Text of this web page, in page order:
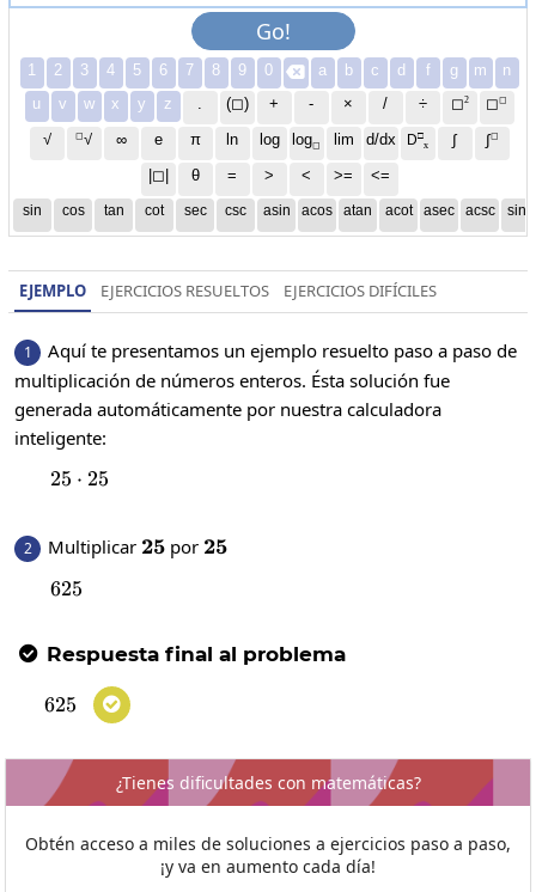
Go!
1 2 3 4 5 6 7 8 9 0  a b c d f g m
n
u
v w x y z . (◻) + - × / ÷ ◻2 ◻◻
√ ◻√ ∞ e π ln log log◻ lim d/dx D□
x
∫ ∫◻
|◻| θ = > < >= <=
sin cos tan cot sec csc asin acos atan acot asec acsc sinh
EJEMPLO EJERCICIOS RESUELTOS EJERCICIOS DIFÍCILES
1
Aquí te presentamos un ejemplo resuelto paso a paso de
multiplicación de números enteros. Ésta solución fue
generada automáticamente por nuestra calculadora
inteligente:
25\cdot25
25 ⋅ 25
2 Multiplicar 25
25 por 25
25
625
625
 Respuesta final al problema
625
625 
¿Tienes dificultades con matemáticas?
Obtén acceso a miles de soluciones a ejercicios paso a paso,
¡y va en aumento cada día!